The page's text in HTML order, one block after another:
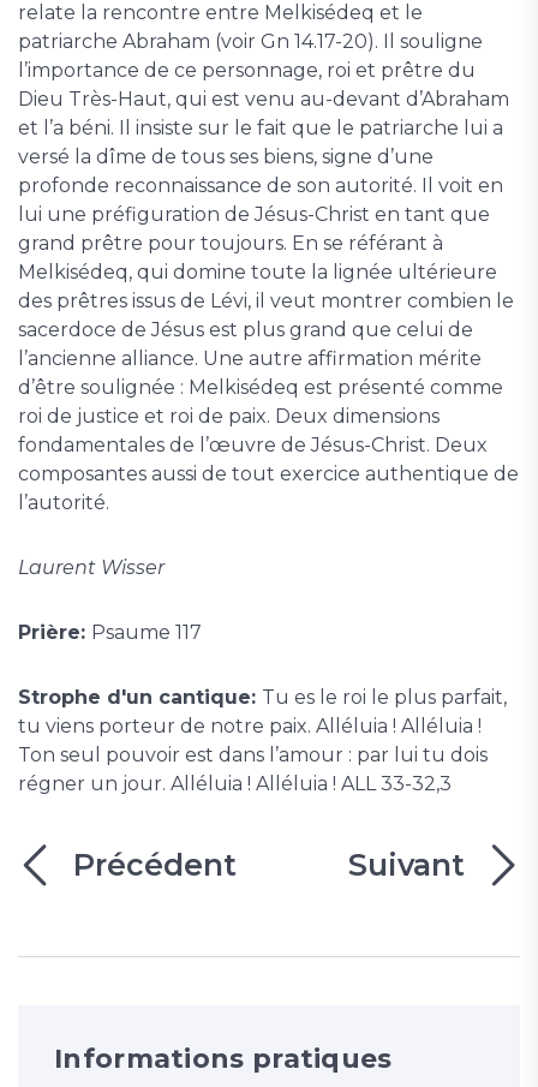
relate la rencontre entre Melkisédeq et le
patriarche Abraham (voir Gn 14.17-20). Il souligne
l’importance de ce personnage, roi et prêtre du
Dieu Très-Haut, qui est venu au-devant d’Abraham
et l’a béni. Il insiste sur le fait que le patriarche lui a
versé la dîme de tous ses biens, signe d’une
profonde reconnaissance de son autorité. Il voit en
lui une préfiguration de Jésus-Christ en tant que
grand prêtre pour toujours. En se référant à
Melkisédeq, qui domine toute la lignée ultérieure
des prêtres issus de Lévi, il veut montrer combien le
sacerdoce de Jésus est plus grand que celui de
l’ancienne alliance. Une autre affirmation mérite
d’être soulignée : Melkisédeq est présenté comme
roi de justice et roi de paix. Deux dimensions
fondamentales de l’œuvre de Jésus-Christ. Deux
composantes aussi de tout exercice authentique de
l’autorité.
Laurent Wisser
Prière: Psaume 117
Strophe d'un cantique: Tu es le roi le plus parfait,
tu viens porteur de notre paix. Alléluia ! Alléluia !
Ton seul pouvoir est dans l’amour : par lui tu dois
régner un jour. Alléluia ! Alléluia ! ALL 33-32,3
Précédent Suivant
Informations pratiques